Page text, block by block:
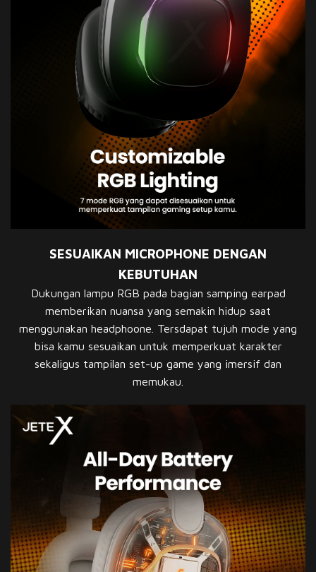
SESUAIKAN MICROPHONE DENGAN
KEBUTUHAN
Dukungan lampu RGB pada bagian samping earpad
memberikan nuansa yang semakin hidup saat
menggunakan headphoone. Tersdapat tujuh mode yang
bisa kamu sesuaikan untuk memperkuat karakter
sekaligus tampilan set-up game yang imersif dan
memukau.